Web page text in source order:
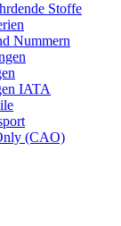
Stoffe
Nummern
IATA
(CAO)